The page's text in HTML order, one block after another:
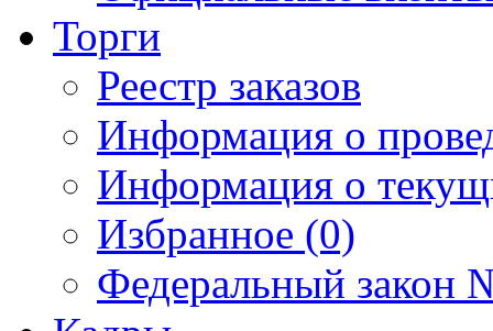
Торги
Реестр заказов
Информация о
Информация о
Избранное (0)
Федеральный закон